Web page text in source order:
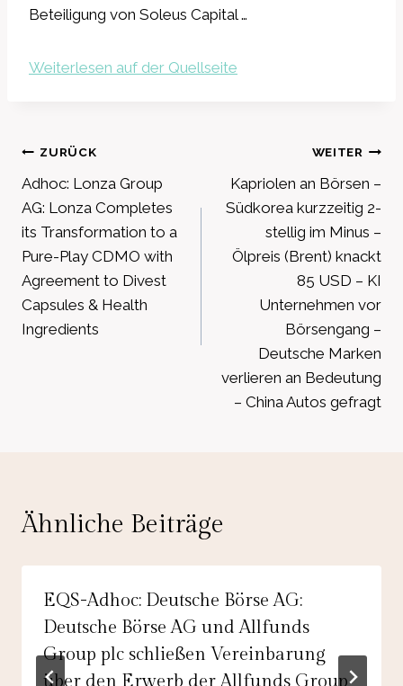
Beteiligung von Soleus Capital …
Weiterlesen auf der Quellseite
Beitragsnavigation
ZURÜCK
Adhoc: Lonza Group
AG: Lonza Completes
its Transformation to a
Pure-Play CDMO with
Agreement to Divest
Capsules & Health
Ingredients
WEITER
Kapriolen an Börsen –
Südkorea kurzzeitig 2-
stellig im Minus –
Ölpreis (Brent) knackt
85 USD – KI
Unternehmen vor
Börsengang –
Deutsche Marken
verlieren an Bedeutung
– China Autos gefragt
Ähnliche Beiträge
EQS-Adhoc: Deutsche Börse AG:
Deutsche Börse AG und Allfunds
Group plc schließen Vereinbarung
über den Erwerb der Allfunds Group